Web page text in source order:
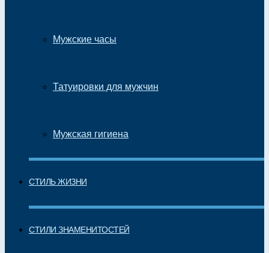
Мужские часы
Татуировки для мужчин
Мужская гигиена
СТИЛЬ ЖИЗНИ
СТИЛИ ЗНАМЕНИТОСТЕЙ